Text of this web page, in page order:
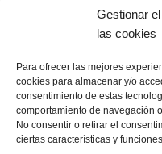
Gestionar
las cookies
Para ofrecer las mejores
cookies para almacenar y/o
consentimiento de estas
comportamiento de navegación
No consentir o retirar el
ciertas características y
CONTACTA CON NOSOTROS
QUIENES SOMOS
Quienes somos